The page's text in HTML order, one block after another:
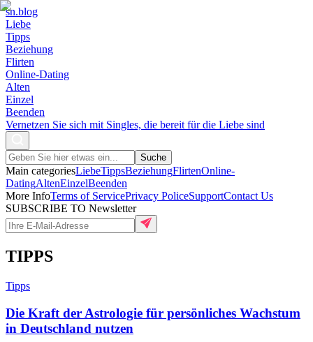
sn.blog
Liebe
Tipps
Beziehung
Flirten
Online-Dating
Alten
Einzel
Beenden
Vernetzen Sie sich mit Singles, die bereit für die Liebe sind
Suche
Main categoriesLiebeTippsBeziehungFlirtenOnline-
DatingAltenEinzelBeenden
More InfoTerms of ServicePrivacy PoliceSupportContact Us
SUBSCRIBE TO Newsletter
TIPPS
Tipps
Die Kraft der Astrologie für persönliches Wachstum
in Deutschland nutzen